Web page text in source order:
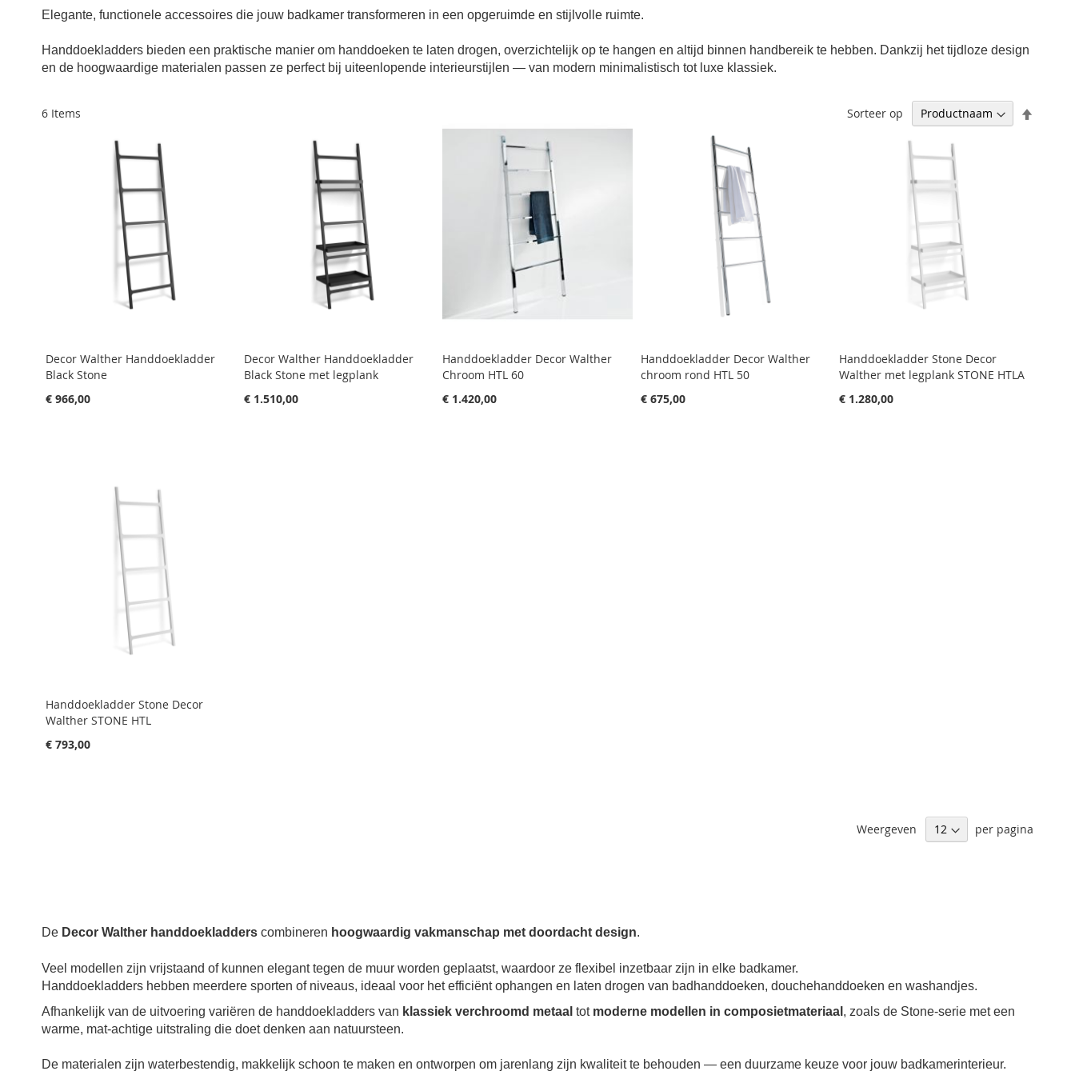
Elegante, functionele accessoires die jouw badkamer transformeren in een opgeruimde en stijlvolle ruimte.
Handdoekladders bieden een praktische manier om handdoeken te laten drogen, overzichtelijk op te hangen en altijd binnen handbereik te hebben. Dankzij het tijdloze design
en de hoogwaardige materialen passen ze perfect bij uiteenlopende interieurstijlen — van modern minimalistisch tot luxe klassiek.
6 Items Sorteer op
Decor Walther Handdoekladder
Black Stone
€ 966,00
Decor Walther Handdoekladder
Black Stone met legplank
€ 1.510,00
Handdoekladder Decor Walther
Chroom HTL 60
€ 1.420,00
Handdoekladder Decor Walther
chroom rond HTL 50
€ 675,00
Handdoekladder Stone Decor
Walther met legplank STONE HTLA
€ 1.280,00
Handdoekladder Stone Decor
Walther STONE HTL
€ 793,00
Weergeven per pagina
De Decor Walther handdoekladders combineren hoogwaardig vakmanschap met doordacht design.
Veel modellen zijn vrijstaand of kunnen elegant tegen de muur worden geplaatst, waardoor ze flexibel inzetbaar zijn in elke badkamer.
Handdoekladders hebben meerdere sporten of niveaus, ideaal voor het efficiënt ophangen en laten drogen van badhanddoeken, douchehanddoeken en washandjes.
Afhankelijk van de uitvoering variëren de handdoekladders van klassiek verchroomd metaal tot moderne modellen in composietmateriaal , zoals de Stone-serie met een
warme, mat-achtige uitstraling die doet denken aan natuursteen.
De materialen zijn waterbestendig, makkelijk schoon te maken en ontworpen om jarenlang zijn kwaliteit te behouden — een duurzame keuze voor jouw badkamerinterieur.